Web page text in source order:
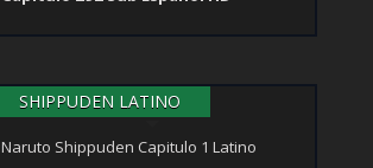
SHIPPUDEN LATINO
Naruto Shippuden Capitulo 1 Latino